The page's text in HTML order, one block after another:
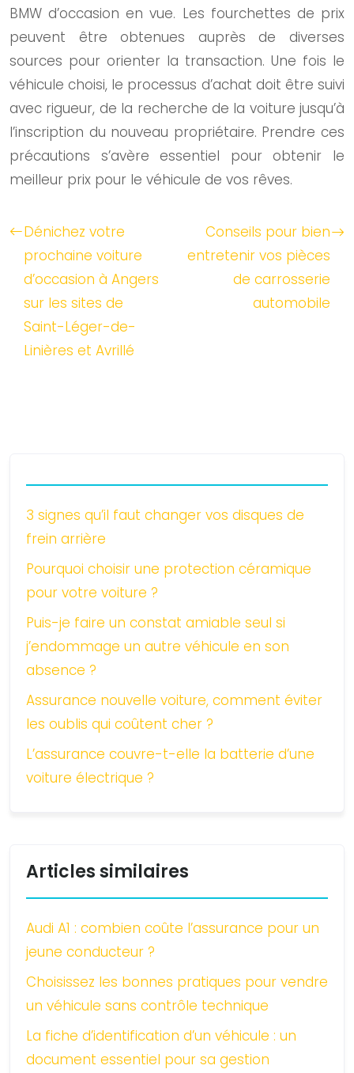
BMW d’occasion en vue. Les fourchettes de prix
peuvent être obtenues auprès de diverses
sources pour orienter la transaction. Une fois le
véhicule choisi, le processus d’achat doit être suivi
avec rigueur, de la recherche de la voiture jusqu’à
l’inscription du nouveau propriétaire. Prendre ces
précautions s’avère essentiel pour obtenir le
meilleur prix pour le véhicule de vos rêves.
Dénichez votre
prochaine voiture
d’occasion à Angers
sur les sites de
Saint-Léger-de-
Linières et Avrillé
Conseils pour bien
entretenir vos pièces
de carrosserie
automobile
3 signes qu’il faut changer vos disques de
frein arrière
Pourquoi choisir une protection céramique
pour votre voiture ?
Puis-je faire un constat amiable seul si
j’endommage un autre véhicule en son
absence ?
Assurance nouvelle voiture, comment éviter
les oublis qui coûtent cher ?
L’assurance couvre-t-elle la batterie d’une
voiture électrique ?
Articles similaires
Audi A1 : combien coûte l’assurance pour un
jeune conducteur ?
Choisissez les bonnes pratiques pour vendre
un véhicule sans contrôle technique
La fiche d’identification d’un véhicule : un
document essentiel pour sa gestion